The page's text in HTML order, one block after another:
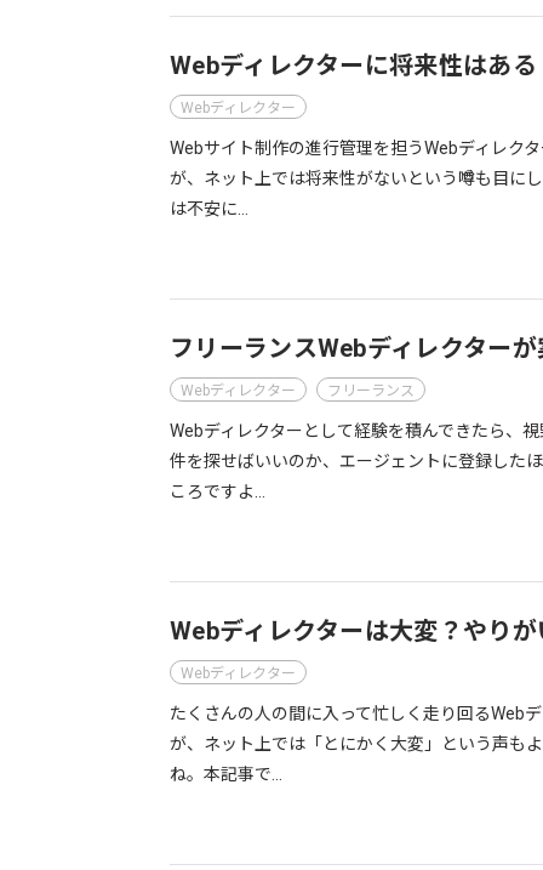
Webディレクターに将来性はあ
Webディレクター
Webサイト制作の進行管理を担うWebディレク
が、ネット上では将来性がないという噂も目に
は不安に…
フリーランスWebディレクター
Webディレクター フリーランス
Webディレクターとして経験を積んできたら、
件を探せばいいのか、エージェントに登録した
ころですよ…
Webディレクターは大変？やり
Webディレクター
たくさんの人の間に入って忙しく走り回るWeb
が、ネット上では「とにかく大変」という声も
ね。本記事で…